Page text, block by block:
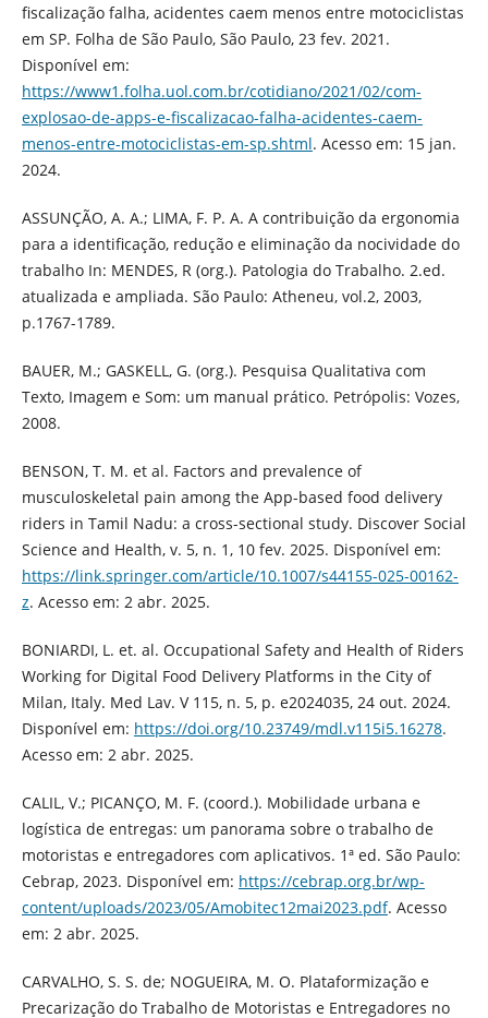
fiscalização falha, acidentes caem menos entre motociclistas
em SP. Folha de São Paulo, São Paulo, 23 fev. 2021.
Disponível em:
https://www1.folha.uol.com.br/cotidiano/2021/02/com-
explosao-de-apps-e-fiscalizacao-falha-acidentes-caem-
menos-entre-motociclistas-em-sp.shtml. Acesso em: 15 jan.
2024.
ASSUNÇÃO, A. A.; LIMA, F. P. A. A contribuição da ergonomia
para a identificação, redução e eliminação da nocividade do
trabalho In: MENDES, R (org.). Patologia do Trabalho. 2.ed.
atualizada e ampliada. São Paulo: Atheneu, vol.2, 2003,
p.1767-1789.
BAUER, M.; GASKELL, G. (org.). Pesquisa Qualitativa com
Texto, Imagem e Som: um manual prático. Petrópolis: Vozes,
2008.
BENSON, T. M. et al. Factors and prevalence of
musculoskeletal pain among the App-based food delivery
riders in Tamil Nadu: a cross-sectional study. Discover Social
Science and Health, v. 5, n. 1, 10 fev. 2025. Disponível em:
https://link.springer.com/article/10.1007/s44155-025-00162-
z. Acesso em: 2 abr. 2025.
BONIARDI, L. et. al. Occupational Safety and Health of Riders
Working for Digital Food Delivery Platforms in the City of
Milan, Italy. Med Lav. V 115, n. 5, p. e2024035, 24 out. 2024.
Disponível em: https://doi.org/10.23749/mdl.v115i5.16278.
Acesso em: 2 abr. 2025.
CALIL, V.; PICANÇO, M. F. (coord.). Mobilidade urbana e
logística de entregas: um panorama sobre o trabalho de
motoristas e entregadores com aplicativos. 1ª ed. São Paulo:
Cebrap, 2023. Disponível em: https://cebrap.org.br/wp-
content/uploads/2023/05/Amobitec12mai2023.pdf. Acesso
em: 2 abr. 2025.
CARVALHO, S. S. de; NOGUEIRA, M. O. Plataformização e
Precarização do Trabalho de Motoristas e Entregadores no